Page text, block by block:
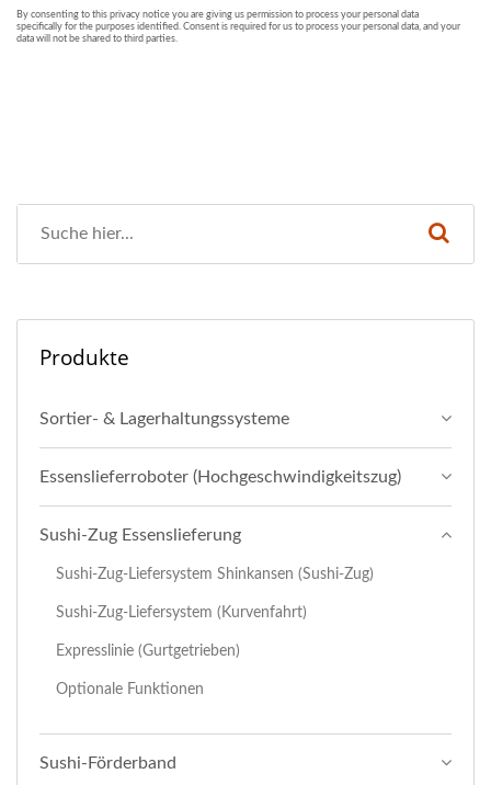
Produkte
Sortier- & Lagerhaltungssysteme
Essenslieferroboter (Hochgeschwindigkeitszug)
Sushi-Zug Essenslieferung
Sushi-Zug-Liefersystem Shinkansen (Sushi-Zug)
Sushi-Zug-Liefersystem (Kurvenfahrt)
Expresslinie (Gurtgetrieben)
Optionale Funktionen
Sushi-Förderband